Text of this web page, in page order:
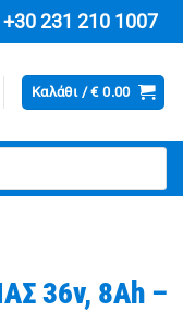
+30 231 210 1007
Καλάθι /€0.00
36v, 8Ah –